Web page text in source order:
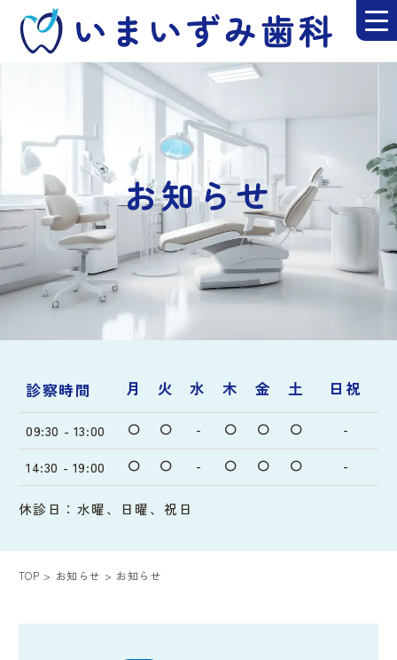
お知らせ
診察時間 月 火 水 木 金 土 日祝
09:30 - 13:00 〇 〇 - 〇 〇 〇 -
14:30 - 19:00 〇 〇 - 〇 〇 〇 -
休診日：水曜、日曜、祝日
TOP お知らせ お知らせ